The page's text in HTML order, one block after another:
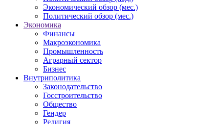
Экономический обзор (мес.)
Политический обзор (мес.)
Экономика
Финансы
Макроэкономика
Промышленность
Аграрный сектор
Бизнес
Внутриполитика
Законодательство
Госстроительство
Общество
Гендер
Религия